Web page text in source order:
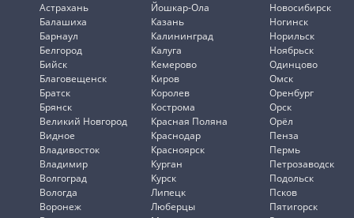
Астрахань
Балашиха
Барнаул
Белгород
Бийск
Благовещенск
Братск
Брянск
Великий Новгород
Видное
Владивосток
Владимир
Волгоград
Вологда
Воронеж
Йошкар-Ола
Казань
Калининград
Калуга
Кемерово
Киров
Королев
Кострома
Красная Поляна
Краснодар
Красноярск
Курган
Курск
Липецк
Люберцы
Новосибирск
Ногинск
Норильск
Ноябрьск
Одинцово
Омск
Оренбург
Орск
Орёл
Пенза
Пермь
Петрозаводск
Подольск
Псков
Пятигорск